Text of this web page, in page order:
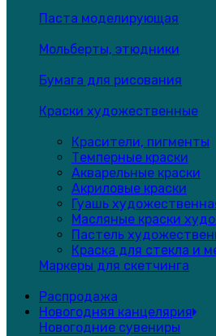
Паста моделирующая
Мольберты, этюдники
Бумага для рисования
Краски художественные
Красители, пигменты
Темперные краски
Акварельные краски
Акриловые краски
Гуашь
Масляные краски
Пастель
Краска для стекла и
Маркеры для скетчинга
Распродажа
Новогодняя канцелярия
Новогодние сувениры